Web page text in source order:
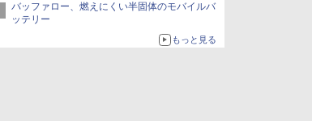
バッファロー、燃えにくい半固体のモバイルバ
ッテリー
もっと見る